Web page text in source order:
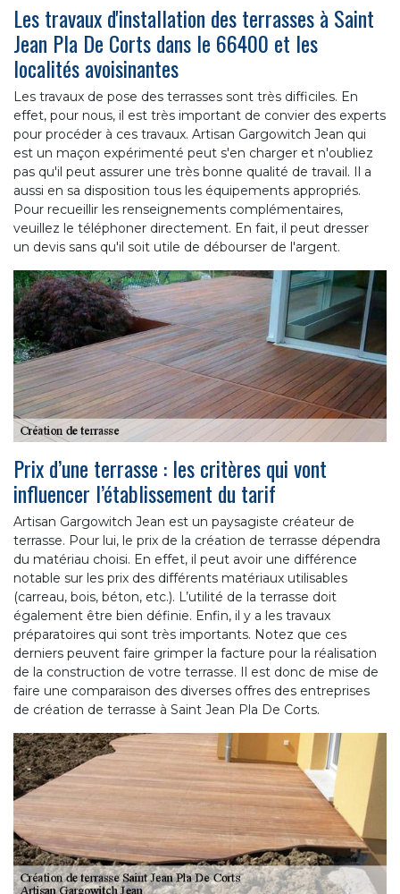
Les travaux d'installation des terrasses à Saint
Jean Pla De Corts dans le 66400 et les
localités avoisinantes
Les travaux de pose des terrasses sont très difficiles. En
effet, pour nous, il est très important de convier des experts
pour procéder à ces travaux. Artisan Gargowitch Jean qui
est un maçon expérimenté peut s'en charger et n'oubliez
pas qu'il peut assurer une très bonne qualité de travail. Il a
aussi en sa disposition tous les équipements appropriés.
Pour recueillir les renseignements complémentaires,
veuillez le téléphoner directement. En fait, il peut dresser
un devis sans qu'il soit utile de débourser de l'argent.
Prix d’une terrasse : les critères qui vont
influencer l’établissement du tarif
Artisan Gargowitch Jean est un paysagiste créateur de
terrasse. Pour lui, le prix de la création de terrasse dépendra
du matériau choisi. En effet, il peut avoir une différence
notable sur les prix des différents matériaux utilisables
(carreau, bois, béton, etc.). L’utilité de la terrasse doit
également être bien définie. Enfin, il y a les travaux
préparatoires qui sont très importants. Notez que ces
derniers peuvent faire grimper la facture pour la réalisation
de la construction de votre terrasse. Il est donc de mise de
faire une comparaison des diverses offres des entreprises
de création de terrasse à Saint Jean Pla De Corts.